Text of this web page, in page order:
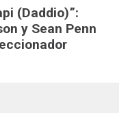
(Daddio)”:
y Sean Penn